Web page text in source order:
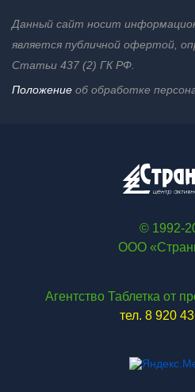
Данный сайт носит
является публичной офертой,
Статьи 437 (2) ГК РФ.
Положение об обработке
© 1992-
ООО
Агентство Таблетка от
тел. 8 920